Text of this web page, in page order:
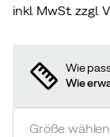
inkl. MwSt. zzgl.
Wie
Wie
Größe wählen